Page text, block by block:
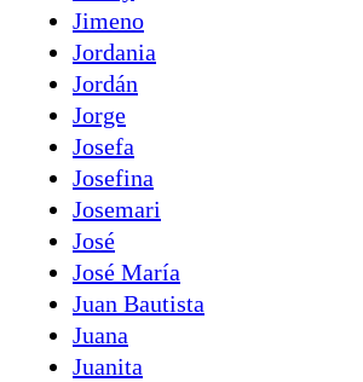
Jimeno
Jordania
Jordán
Jorge
Josefa
Josefina
Josemari
José
José María
Juan Bautista
Juana
Juanita